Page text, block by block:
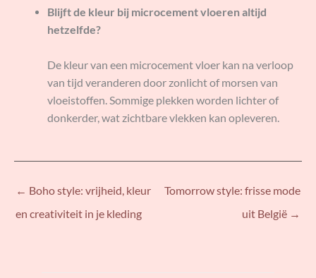
Blijft de kleur bij microcement vloeren altijd
hetzelfde?
De kleur van een microcement vloer kan na verloop
van tijd veranderen door zonlicht of morsen van
vloeistoffen. Sommige plekken worden lichter of
donkerder, wat zichtbare vlekken kan opleveren.
← Boho style: vrijheid, kleur
en creativiteit in je kleding
Tomorrow style: frisse mode
uit België →